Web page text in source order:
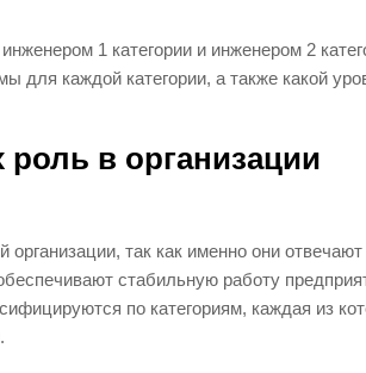
1 категории и инженером 2
для каждой категории, а также какой
в организации
так как именно они отвечают
стабильную работу
по категориям, каждая из